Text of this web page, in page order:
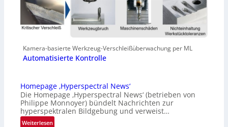
Kamera-basierte Werkzeug-Verschleißüberwachung per ML
Automatisierte Kontrolle
Homepage ‚Hyperspectral News‘
Die Homepage ‚Hyperspectral News‘ (betrieben von
Philippe Monnoyer) bündelt Nachrichten zur
hyperspektralen Bildgebung und verweist…
Weiterlesen: